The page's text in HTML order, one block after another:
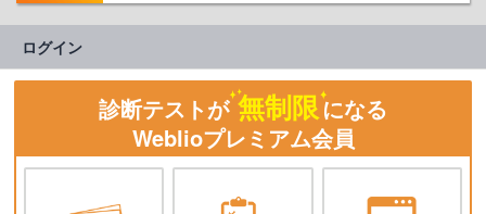
ログイン
診断テストが 無制限になる
Weblioプレミアム会員